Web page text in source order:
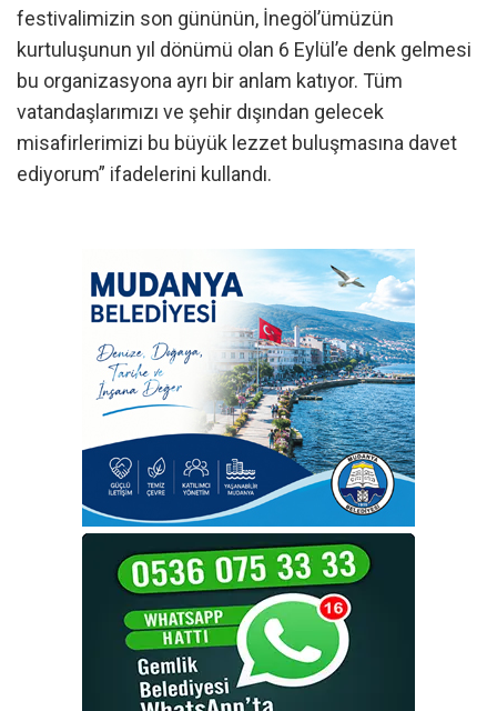
festivalimizin son gününün, İnegöl’ümüzün
kurtuluşunun yıl dönümü olan 6 Eylül’e denk gelmesi
bu organizasyona ayrı bir anlam katıyor. Tüm
vatandaşlarımızı ve şehir dışından gelecek
misafirlerimizi bu büyük lezzet buluşmasına davet
ediyorum” ifadelerini kullandı.